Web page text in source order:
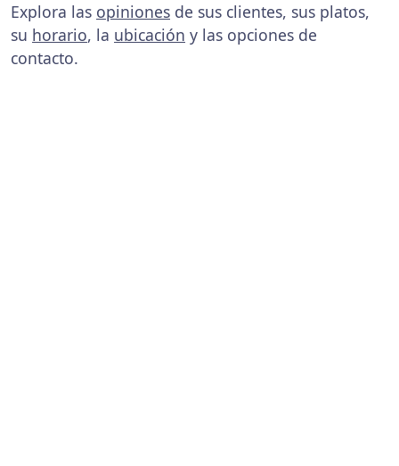
Explora las opiniones de sus clientes, sus platos,
su horario, la ubicación y las opciones de
contacto.